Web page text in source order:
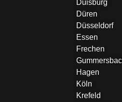
Duisburg
Düren
Düsseldorf
Essen
Frechen
Hagen
Köln
Krefeld